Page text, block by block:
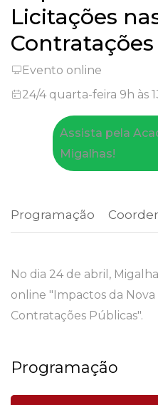
Licitações
Evento online
24/4 quarta-feira 9h às
Assista pela
Migalhas!
Programação
No dia 24 de abril,
online "Impactos da Nova
Contratações Públicas".
Programação